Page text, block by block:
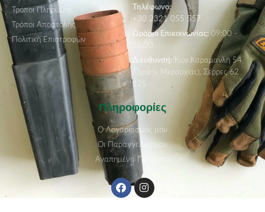
Τρόποι Πληρωμής
Τρόποι Αποστολής
Πολιτική Επιστροφών
Τηλέφωνο:
+30 2321 055 557
Ωράριο Επικοινωνίας: 09:00 -
15:00
Διεύθυνση: Κων.Καραμανλή 54
(Πρώην Μεραρχίας), Σέρρες 62
125
Πληροφορίες
Ο Λογαριασμός μου
Οι Παραγγελίες μου
Αγαπημένα Προϊόντα